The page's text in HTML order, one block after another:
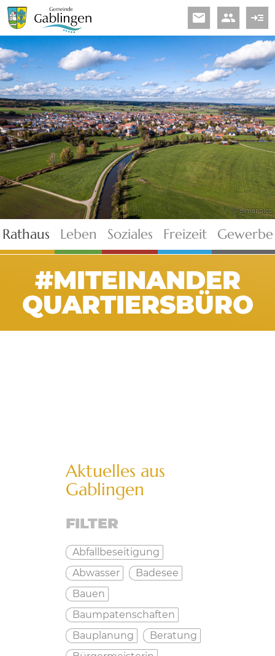
read_more
people
email
© elmar.pics
Rathaus Leben Soziales Freizeit Gewerbe
#MITEINANDER
QUARTIERSBÜRO
Aktuelles aus
Gablingen
FILTER
Abfallbeseitigung
Abwasser
Badesee
Bauen
Baumpatenschaften
Bauplanung
Beratung